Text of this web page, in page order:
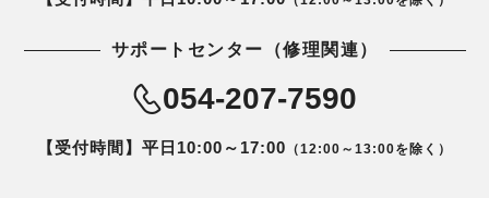
サポートセンター（修理関連）
054-207-7590
【受付時間】平日10:00～17:00 （12:00～13:00を除く）